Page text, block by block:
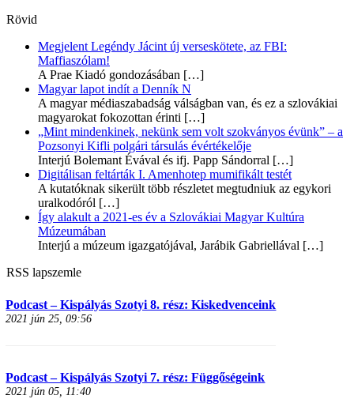
Rövid
Megjelent Legéndy Jácint új verseskötete, az FBI:
Maffiaszólam!
A Prae Kiadó gondozásában […]
Magyar lapot indít a Denník N
A magyar médiaszabadság válságban van, és ez a szlovákiai
magyarokat fokozottan érinti […]
„Mint mindenkinek, nekünk sem volt szokványos évünk” – a
Pozsonyi Kifli polgári társulás évértékelője
Interjú Bolemant Évával és ifj. Papp Sándorral […]
Digitálisan feltárták I. Amenhotep mumifikált testét
A kutatóknak sikerült több részletet megtudniuk az egykori
uralkodóról […]
Így alakult a 2021-es év a Szlovákiai Magyar Kultúra
Múzeumában
Interjú a múzeum igazgatójával, Jarábik Gabriellával […]
RSS lapszemle
Podcast – Kispályás Szotyi 8. rész: Kiskedvenceink
2021 jún 25, 09:56
Podcast – Kispályás Szotyi 7. rész: Függőségeink
2021 jún 05, 11:40